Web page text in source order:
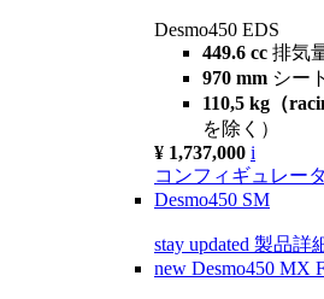
Desmo450 EDS
449.6 cc 排気
970 mm シー
110,5 kg（
を除く）
¥ 1,737,000 i
コンフィギュレー
Desmo450 SM
stay updated 製品詳
new Desmo450 MX